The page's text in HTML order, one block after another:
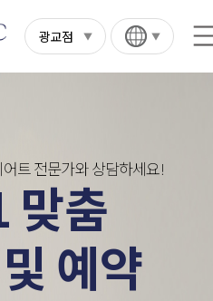
광교점
트 전문가와 상담하세요!
맞춤
예약